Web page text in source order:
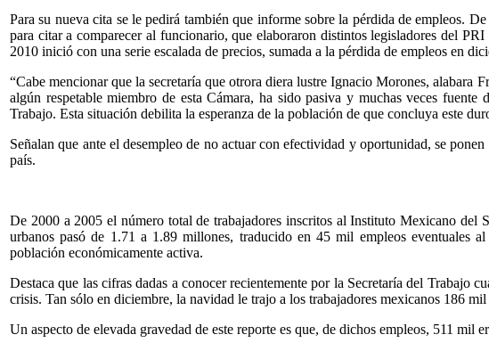
Para su nueva cita se le pedirá también que informe sobre la pérdida de empleos.
para citar a comparecer al funcionario, que elaboraron distintos legisladores del
2010 inició con una serie escalada de precios, sumada a la pérdida de empleos en
“Cabe mencionar que la secretaría que otrora diera lustre Ignacio Morones, alabara
algún respetable miembro de esta Cámara, ha sido pasiva y muchas veces
Trabajo. Esta situación debilita la esperanza de la población de que concluya este
Señalan que ante el desempleo de no actuar con efectividad y oportunidad, se
país.
De 2000 a 2005 el número total de trabajadores inscritos al Instituto Mexicano
urbanos pasó de 1.71 a 1.89 millones, traducido en 45 mil empleos eventuales
población económicamente activa.
Destaca que las cifras dadas a conocer recientemente por la Secretaría del Trabajo
crisis. Tan sólo en diciembre, la navidad le trajo a los trabajadores mexicanos 186 mil
Un aspecto de elevada gravedad de este reporte es que, de dichos empleos, 511 mil